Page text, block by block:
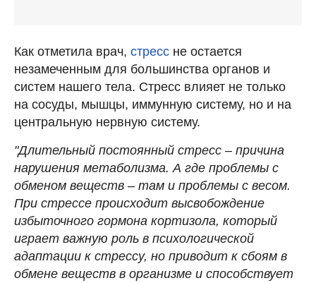
Как отметила врач, стресс не остается
незамеченным для большинства органов и
систем нашего тела. Стресс влияет не только
на сосуды, мышцы, иммунную систему, но и на
центральную нервную систему.
"Длительный постоянный стресс – причина
нарушения метаболизма. А где проблемы с
обменом веществ – там и проблемы с весом.
При стрессе происходит высвобождение
избыточного гормона кортизола, который
играет важную роль в психологической
адаптации к стрессу, но приводит к сбоям в
обмене веществ в организме и способствует